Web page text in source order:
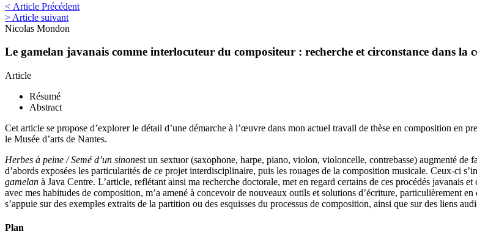
< Article Précédent
> Article suivant
Nicolas Mondon
Le gamelan javanais comme interlocuteur du compositeur : recherche et circonstance dans la
Article
Résumé
Abstract
Cet article se propose d’explorer le détail d’une démarche à l’œuvre dans mon actuel travail de thèse en composition en
le Musée d’arts de Nantes.
Herbes à peine / Semé d’un sinonest un sextuor (saxophone, harpe, piano, violon, violoncelle, contrebasse) augmenté
d’abords exposées les particularités de ce projet interdisciplinaire, puis les rouages de la composition musicale. Ceux-ci
gamelan à Java Centre. L’article, reflétant ainsi ma recherche doctorale, met en regard certains de ces procédés javanais
avec mes habitudes de composition, m’a amené à concevoir de nouveaux outils et solutions d’écriture, particulièrement
s’appuie sur des exemples extraits de la partition ou des esquisses du processus de composition, ainsi que sur des liens
Plan